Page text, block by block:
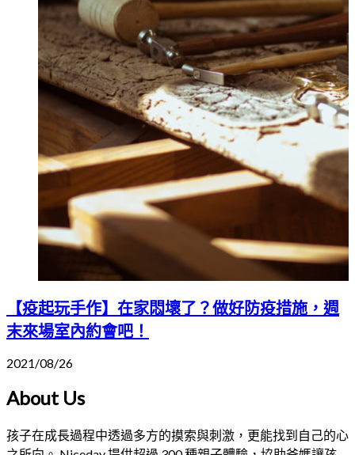
【疫起玩手作】在家悶壞了？做好防疫措施，週
末來場室內約會吧！
2021/08/26
About Us
孩子在成長過程中透過多方的摸索與刺激，更能找到自己的心